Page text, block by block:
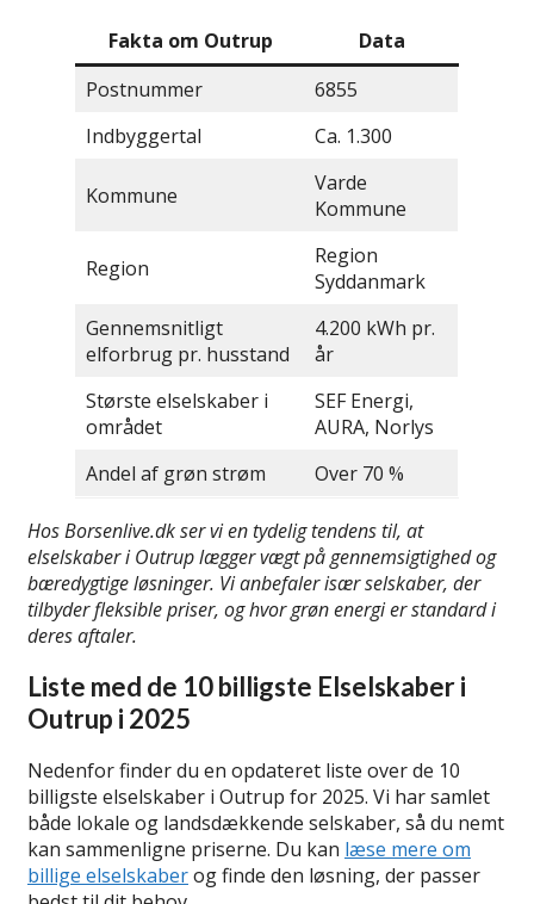
Fakta om Outrup
Data
Postnummer
6855
Indbyggertal
Ca. 1.300
Kommune
Varde
Kommune
Region
Region
Syddanmark
Gennemsnitligt
elforbrug pr. husstand
4.200 kWh pr.
år
Største elselskaber i
området
SEF Energi,
AURA, Norlys
Andel af grøn strøm
Over 70 %
Hos Borsenlive.dk ser vi en tydelig tendens til, at
elselskaber i Outrup lægger vægt på gennemsigtighed og
bæredygtige løsninger. Vi anbefaler især selskaber, der
tilbyder fleksible priser, og hvor grøn energi er standard i
deres aftaler.
Liste med de 10 billigste Elselskaber i
Outrup i 2025
Nedenfor finder du en opdateret liste over de 10
billigste elselskaber i Outrup for 2025. Vi har samlet
både lokale og landsdækkende selskaber, så du nemt
kan sammenligne priserne. Du kan læse mere om
billige elselskaberog finde den løsning, der passer